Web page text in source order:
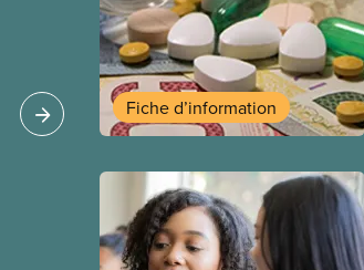
Fiche d’information